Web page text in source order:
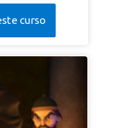
curso